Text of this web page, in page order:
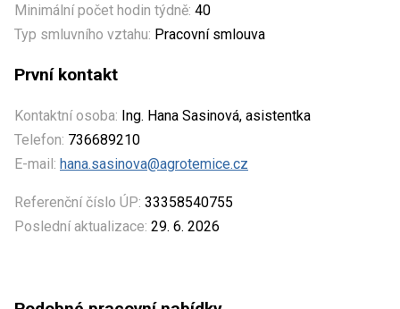
Minimální počet hodin týdně: 40
Typ smluvního vztahu: Pracovní smlouva
První kontakt
Kontaktní osoba: Ing. Hana Sasinová, asistentka
Telefon: 736689210
E-mail: hana.sasinova@agrotemice.cz
Referenční číslo ÚP: 33358540755
Poslední aktualizace: 29. 6. 2026